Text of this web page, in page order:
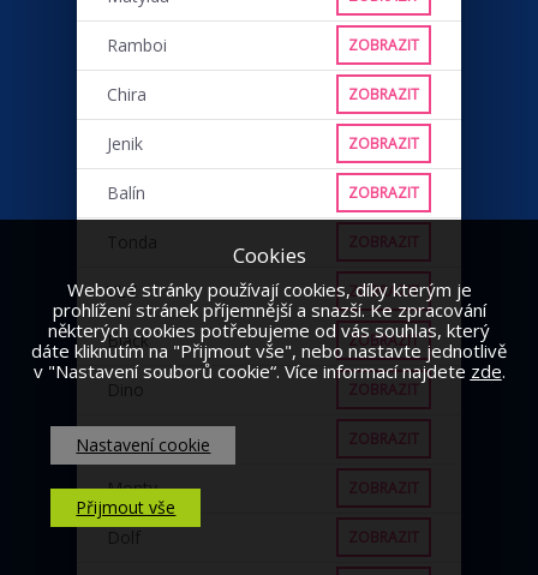
Ramboi ZOBRAZIT
Chira ZOBRAZIT
Jenik ZOBRAZIT
Balín ZOBRAZIT
Tonda ZOBRAZIT
VLK ZOBRAZIT
Black ZOBRAZIT
Dino ZOBRAZIT
Punťa ZOBRAZIT
Monty ZOBRAZIT
Dolf ZOBRAZIT
Cookies
Webové stránky používají cookies, díky kterým je
prohlížení stránek příjemnější a snazší. Ke zpracování
některých cookies potřebujeme od vás souhlas, který
dáte kliknutím na "Přijmout vše", nebo nastavte jednotlivě
v "Nastavení souborů cookie“. Více informací najdete zde.
Nastavení cookie
Přijmout vše